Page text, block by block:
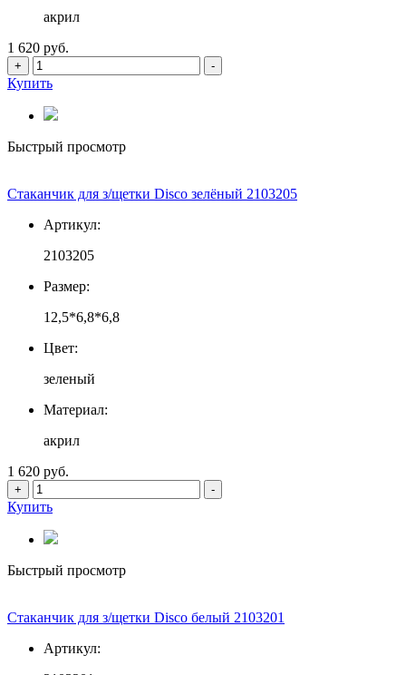
акрил
1 620 руб.
+ -
Купить
Быстрый просмотр
Стаканчик для з/щетки Disco зелёный 2103205
Артикул:
2103205
Размер:
12,5*6,8*6,8
Цвет:
зеленый
Материал:
акрил
1 620 руб.
+ -
Купить
Быстрый просмотр
Стаканчик для з/щетки Disco белый 2103201
Артикул: